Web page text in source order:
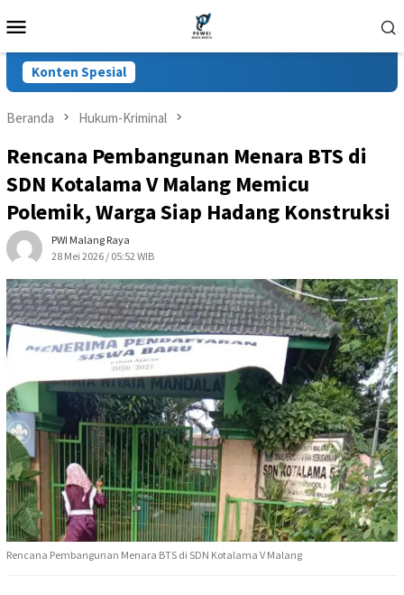
ke
Mobile
Konten Spesial
Beranda Hukum-Kriminal
Rencana Pembangunan Menara BTS di
SDN Kotalama V Malang Memicu
Polemik, Warga Siap Hadang Konstruksi
PWI Malang Raya
28 Mei 2026 / 05:52 WIB
Rencana Pembangunan Menara BTS di SDN Kotalama V Malang